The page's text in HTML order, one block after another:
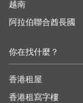
越南
阿拉伯聯合酋長國
你在找什麼？
香港租屋
香港租寫字樓